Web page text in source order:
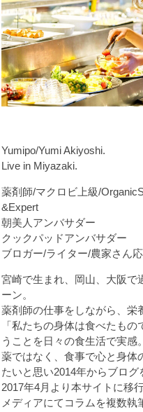
Yumipo/Yumi Akiyoshi.
Live in Miyazaki.
薬剤師/マクロビ上級/
&Expert
朝美人アンバサダー
クックパッドアンバサダー
ブロガー/ライター/農家さん
宮崎で生まれ、岡山、大阪で
ーン。
薬剤師の仕事をしながら、栄
「私たちの身体は食べたも
うことを日々の食生活で実感。
薬ではなく、食事で心と身体
たいと思い2014年からブログ
2017年4月より本サイトに移行
メディアにてコラムを複数執